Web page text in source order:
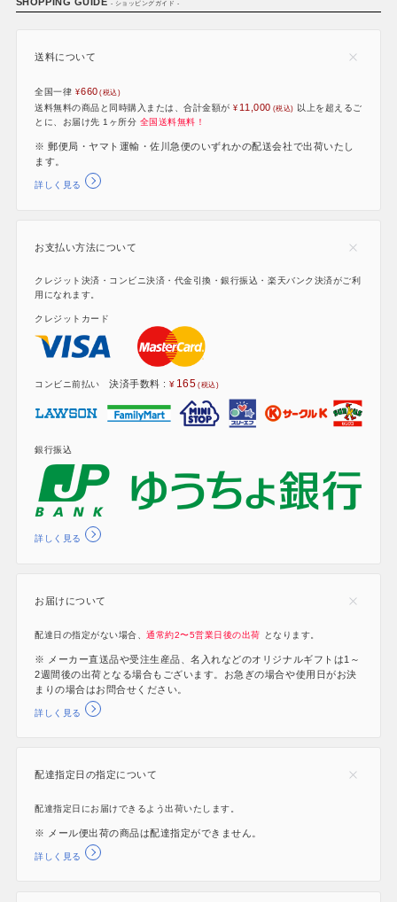
SHOPPING GUIDE - ショッピングガイド -
送料について
全国一律 660
送料無料の商品と同時購入または、合計金額が 11,000
以上を超えるご
とに、お届け先 1ヶ所分 全国送料無料！
※ 郵便局・ヤマト運輸・佐川急便のいずれかの配送会社で出荷いたし
ます。
詳しく見る
お支払い方法について
クレジット決済・コンビニ決済・代金引換・銀行振込・楽天バンク決済がご利
用になれます。
クレジットカード
コンビニ前払い決済手数料 : 165
銀行振込
詳しく見る
お届けについて
配達日の指定がない場合、通常約2〜5営業日後の出荷 となります。
※ メーカー直送品や受注生産品、名入れなどのオリジナルギフトは1～
2週間後の出荷となる場合もございます。お急ぎの場合や使用日がお決
まりの場合はお問合せください。
詳しく見る
配達指定日の指定について
配達指定日にお届けできるよう出荷いたします。
※ メール便出荷の商品は配達指定ができません。
詳しく見る